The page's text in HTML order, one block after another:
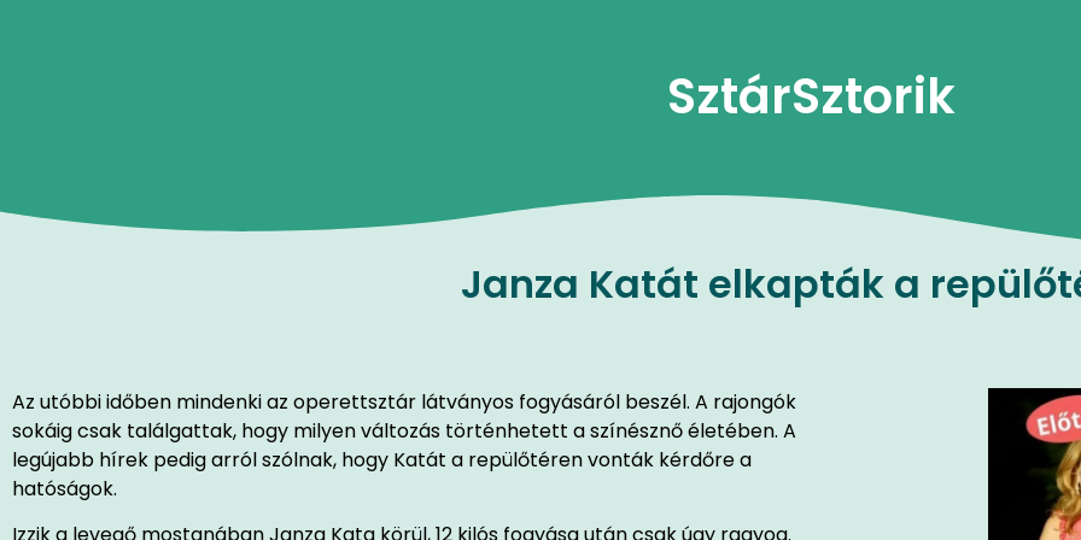
SztárSztorik
Janza Katát elkapták a
Az utóbbi időben mindenki az operettsztár látványos fogyásáról beszél. A rajongók
sokáig csak találgattak, hogy milyen változás történhetett a színésznő életében. A
legújabb hírek pedig arról szólnak, hogy Katát a repülőtéren vonták kérdőre a
hatóságok.